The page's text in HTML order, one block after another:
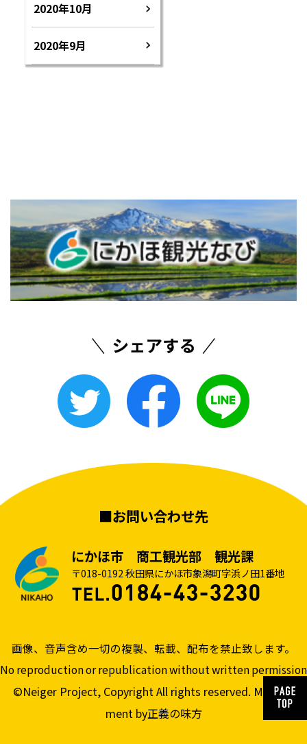
2020年10月
2020年9月
■お問い合わせ先
にかほ市 商工観光部 観光課
〒018-0192 秋田県にかほ市象潟町字浜ノ田1番地
画像、音声含め一切の複製、転載、配布を禁止致します。
No reproduction or republication without written permission
©Neiger Project, Copyright All rights reserved. Manage
ment by正義の味方